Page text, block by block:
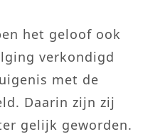
het geloof ook
verkondigd
met de
Daarin zijn zij
gelijk geworden.